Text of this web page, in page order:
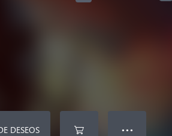
DESEOS ● ● ●